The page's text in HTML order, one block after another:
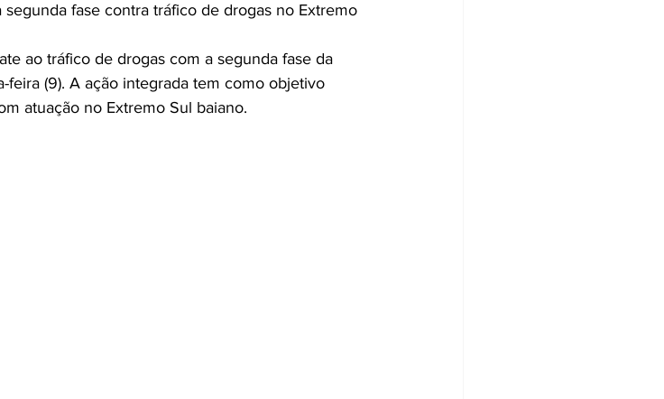
Videos
fase contra tráfico de drogas no Extremo
ao tráfico de drogas com a segunda fase da
feira (9). A ação integrada tem como objetivo
atuação no Extremo Sul baiano.